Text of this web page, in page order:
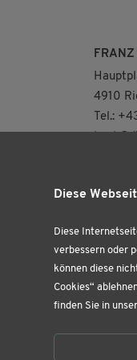
FRANZ
4910
Tel.:
DI:
DO:
FR:
SA:
Diese
Diese
verbessern oder
können diese
Cookies“
finden Sie in